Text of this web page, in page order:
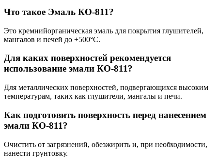
Что такое Эмаль КО-811?
Это кремнийорганическая эмаль для покрытия глушителей,
мангалов и печей до +500°C.
Для каких поверхностей рекомендуется
использование эмали КО-811?
Для металлических поверхностей, подвергающихся высоким
температурам, таких как глушители, мангалы и печи.
Как подготовить поверхность перед нанесением
эмали КО-811?
Очистить от загрязнений, обезжирить и, при необходимости,
нанести грунтовку.